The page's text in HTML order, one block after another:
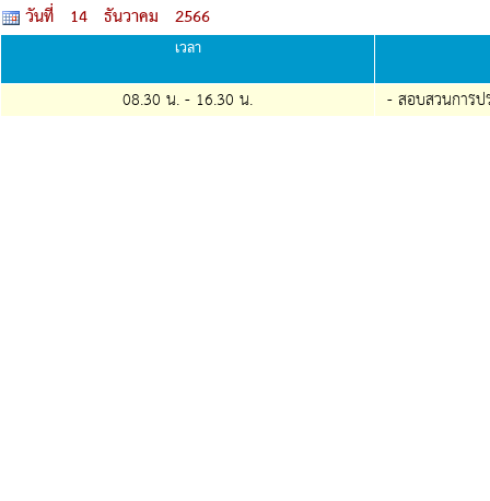
วันที่ 14 ธันวาคม 2566
เวลา
08.30 น. - 16.30 น. - สอบสวนการ